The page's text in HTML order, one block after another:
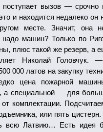
поступает вызов — срочно
и находится недалеко он
месте. Значит, она
машин? Только по
плюс такой же резерв, а
Николай Головчук.
000 латов на закупку
цена пожарной
а специальной — для
комплектации.
или пять
всю Латвию… Есть идея